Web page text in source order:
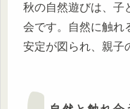
秋の自然遊びは、子
会です。自然に触れ
安定が図られ、親子